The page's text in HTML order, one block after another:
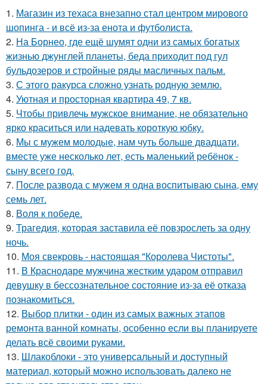
1. Магазин из техаса внезапно стал центром мирового
шопинга - и всё из-за енота и футболиста.
2. На Борнео, где ещё шумят одни из самых богатых
жизнью джунглей планеты, беда приходит под гул
бульдозеров и стройные ряды масличных пальм.
3. С этого ракурса сложно узнать родную землю.
4. Уютная и просторная квартира 49, 7 кв.
5. Чтобы привлечь мужское внимание, не обязательно
ярко краситься или надевать короткую юбку.
6. Мы с мужем молодые, нам чуть больше двадцати,
вместе уже несколько лет, есть маленький ребёнок -
сыну всего год.
7. После развода с мужем я одна воспитываю сына, ему
семь лет.
8. Воля к победе.
9. Трагедия, которая заставила её повзрослеть за одну
ночь.
10. Моя свекровь - настоящая "Королева Чистоты".
11. В Краснодаре мужчина жестким ударом отправил
девушку в бессознательное состояние из-за её отказа
познакомиться.
12. Выбор плитки - один из самых важных этапов
ремонта ванной комнаты, особенно если вы планируете
делать всё своими руками.
13. Шлакоблоки - это универсальный и доступный
материал, который можно использовать далеко не